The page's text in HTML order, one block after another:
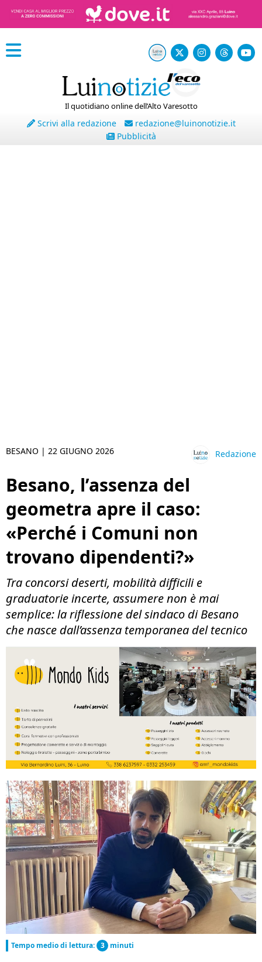
Il quotidiano online dell’Alto Varesotto
Scrivi alla redazione
redazione@luinonotizie.it
Pubblicità
BESANO | 22 GIUGNO 2026 Redazione
Besano, l’assenza del
geometra apre il caso:
«Perché i Comuni non
trovano dipendenti?»
Tra concorsi deserti, mobilità difficili e
graduatorie incerte, assumere non è mai
semplice: la riflessione del sindaco di Besano
che nasce dall’assenza temporanea del tecnico
Tempo medio di lettura: 3 minuti